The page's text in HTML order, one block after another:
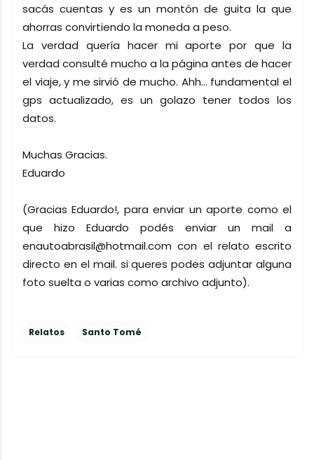
sacás cuentas y es un montón de guita la que
ahorras convirtiendo la moneda a peso.
La verdad quería hacer mi aporte por que la
verdad consulté mucho a la página antes de hacer
el viaje, y me sirvió de mucho. Ahh... fundamental el
gps actualizado, es un golazo tener todos los
datos.
Muchas Gracias.
Eduardo
(Gracias Eduardo!, para enviar un aporte como el
que hizo Eduardo podés enviar un mail a
enautoabrasil@hotmail.com con el relato escrito
directo en el mail. si queres podes adjuntar alguna
foto suelta o varias como archivo adjunto).
Relatos Santo Tomé